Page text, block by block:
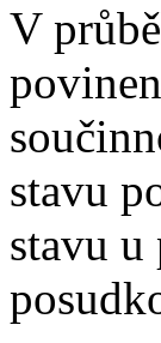
V
stavu
stavu u